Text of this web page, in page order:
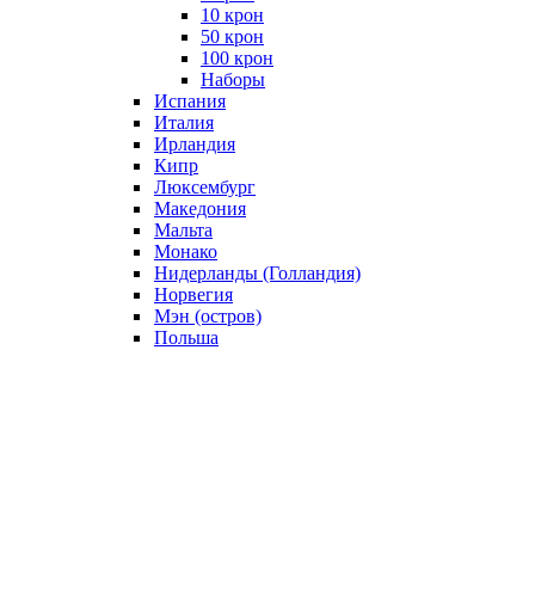
10 крон
50 крон
100 крон
Наборы
Испания
Италия
Ирландия
Кипр
Люксембург
Македония
Мальта
Монако
Нидерланды (Голландия)
Норвегия
Мэн (остров)
Польша